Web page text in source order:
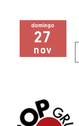
domingo
27
nov